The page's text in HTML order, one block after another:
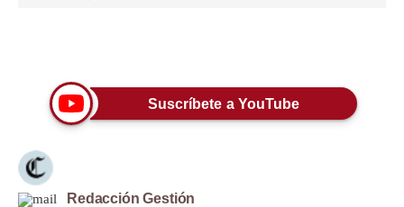
Lujo
Viajes
Moda
Estilos
Suscríbete a YouTube
Redacción Gestión